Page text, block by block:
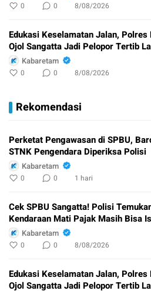
0 0 8/08/2026
Edukasi Keselamatan Jalan,
Ojol Sangatta Jadi Pelopor Tertib
Kabaretam
0 0 8/08/2026
Rekomendasi
Perketat Pengawasan di SPBU,
STNK Pengendara Diperiksa Polisi
Kabaretam
0 0 1 hari
Cek SPBU Sangatta! Polisi
Kendaraan Mati Pajak Masih Bisa
Kabaretam
0 0 8/08/2026
Edukasi Keselamatan Jalan,
Ojol Sangatta Jadi Pelopor Tertib